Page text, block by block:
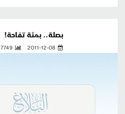
بصلة.. بمئة تفاحة!
2011-12-08
7749